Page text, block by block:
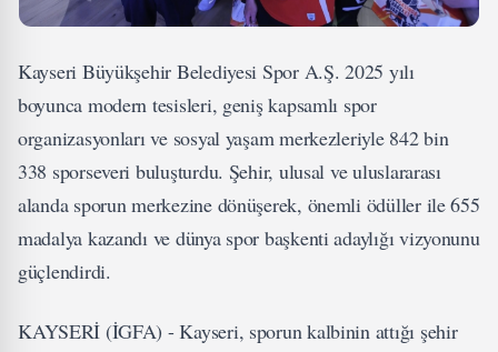
Kayseri Büyükşehir Belediyesi Spor A.Ş. 2025 yılı
boyunca modern tesisleri, geniş kapsamlı spor
organizasyonları ve sosyal yaşam merkezleriyle 842 bin
338 sporseveri buluşturdu. Şehir, ulusal ve uluslararası
alanda sporun merkezine dönüşerek, önemli ödüller ile 655
madalya kazandı ve dünya spor başkenti adaylığı vizyonunu
güçlendirdi.
KAYSERİ (İGFA) - Kayseri, sporun kalbinin attığı şehir